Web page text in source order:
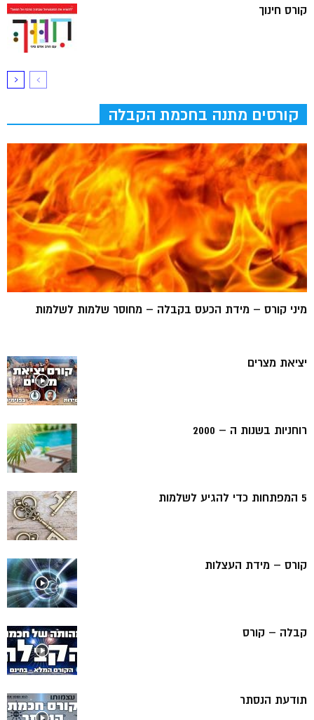
קורס חינוך
קורסים מתנה בחכמת הקבלה
מיני קורס – מידת הכעס בקבלה – מחוסר שלמות לשלמות
יציאת מצרים
רוחניות בשנות ה – 2000
5 המפתחות כדי להגיע לשלמות
קורס – מידת העצלות
קבלה – קורס
תודעת הנסתר